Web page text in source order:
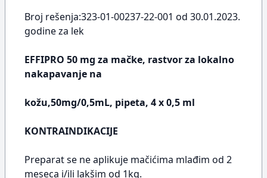
Broj rešenja:323-01-00237-22-001 od 30.01.2023.
godine za lek
EFFIPRO 50 mg za mačke, rastvor za lokalno
nakapavanje na
kožu,50mg/0,5mL, pipeta, 4 x 0,5 ml
KONTRAINDIKACIJE
Preparat se ne aplikuje mačićima mlađim od 2
meseca i/ili lakšim od 1kg.